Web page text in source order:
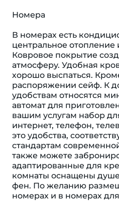
Номера
В номерах есть
центральное отопление
Ковровое покрытие
атмосферу. Удобная
хорошо выспаться.
распоряжении сейф. К
удобствам относятся
автомат для
вашим услугам набор
интернет, телефон,
это удобства,
стандартам
также можете
адаптированные для
комнаты оснащены
фен. По желанию
номерах и в номерах